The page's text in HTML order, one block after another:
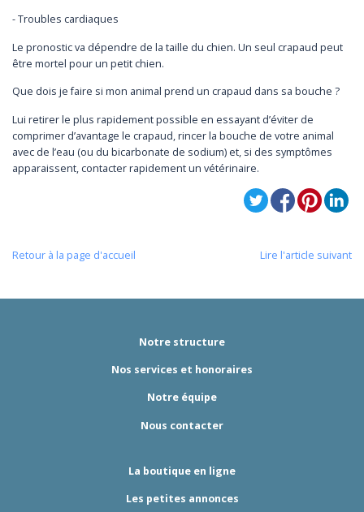
- Troubles cardiaques
Le pronostic va dépendre de la taille du chien. Un seul crapaud peut
être mortel pour un petit chien.
Que dois je faire si mon animal prend un crapaud dans sa bouche ?
Lui retirer le plus rapidement possible en essayant d’éviter de
comprimer d’avantage le crapaud, rincer la bouche de votre animal
avec de l’eau (ou du bicarbonate de sodium) et, si des symptômes
apparaissent, contacter rapidement un vétérinaire.
Retour à la page d'accueil Lire l'article suivant
Notre structure
Nos services et honoraires
Notre équipe
Nous contacter
La boutique en ligne
Les petites annonces